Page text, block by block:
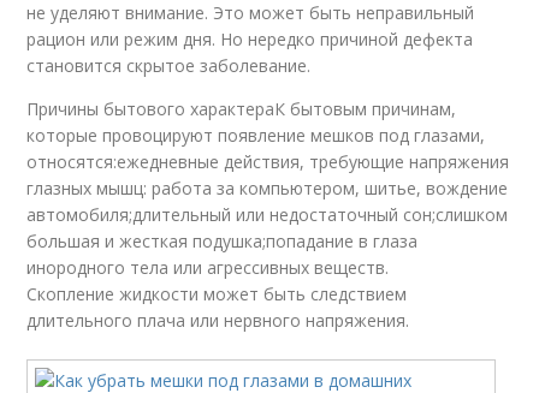
не уделяют внимание. Это может быть неправильный
рацион или режим дня. Но нередко причиной дефекта
становится скрытое заболевание.
Причины бытового характераК бытовым причинам,
которые провоцируют появление мешков под глазами,
относятся:ежедневные действия, требующие напряжения
глазных мышц: работа за компьютером, шитье, вождение
автомобиля;длительный или недостаточный сон;слишком
большая и жесткая подушка;попадание в глаза
инородного тела или агрессивных веществ.
Скопление жидкости может быть следствием
длительного плача или нервного напряжения.